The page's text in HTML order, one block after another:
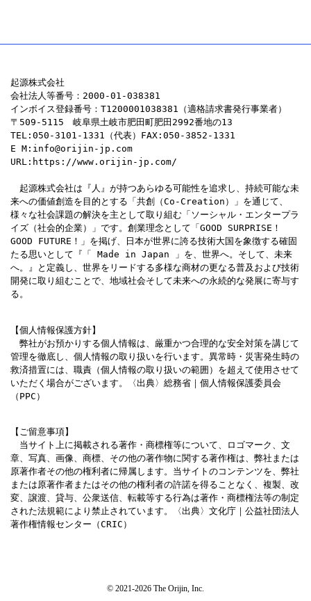
ー
ジ
送
起源株式会社
会社法人等番号：2000-01-038381
インボイス登録番号：T1200001038381（適格請求書発行事業者）
〒509-5115　岐阜県土岐市肥田町肥田2992番地の13
TEL:050-3101-1331（代表）FAX:050-3852-1331
E M:info@orijin-jp.com
URL:https://www.orijin-jp.com/
起源株式会社は『人』が持つあらゆる可能性を追求し、持続可能な未
来への価値創造を目的とする「共創（Co-Creation）」を通じて、
様々な社会課題の解決を主として取り組む「ソーシャル・エンタープラ
イズ（社会的企業）」です。創業理念として「GOOD SURPRISE！
GOOD FUTURE！」を掲げ、日本が世界に誇る技術大国を象徴する確固
たる思いとして『「 Made in Japan 」を、世界へ。そして、未来
へ。』と定義し、世界をリードする多様な商材の更なる普及および技術
開発に取り組むことで、地域社会そして未来への永続的な発展に寄与す
る。
【個人情報保護方針】
弊社がお預かりする個人情報は、厳重かつ合理的な安全対策を講じて
管理を徹底し、個人情報の取り扱いを行います。異常時・災害発生時の
救済措置には、職責（個人情報の取り扱いの範囲）を超えて使用させて
いただく場合がございます。〈出典〉総務省｜個人情報保護委員会
（PPC）
【ご留意事項】
当サイト上に掲載される著作・商標権等について、ロゴマーク、文
章、写真、画像、商標、その他の著作物に関する著作権は、弊社または
原著作者その他の権利者に帰属します。当サイトのコンテンツを、弊社
または原著作者またはその他の権利者の許諾を得ることなく、複製、改
変、譲渡、貸与、公衆送信、転載等する行為は著作・商標権法等の制定
された法規範により禁止されています。〈出典〉文化庁｜公益社団法人
著作権情報センター（CRIC）
© 2021-2026 The Orijin, Inc.